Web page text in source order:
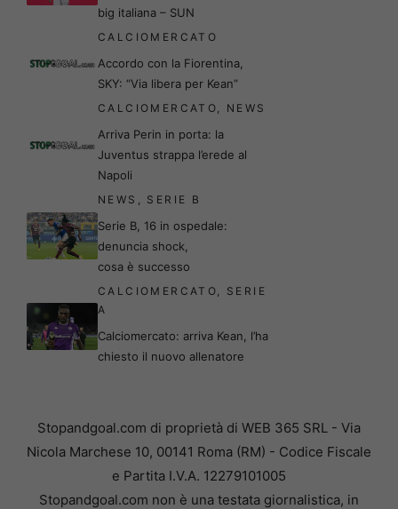
big italiana – SUN
CALCIOMERCATO
Accordo con la Fiorentina,
SKY: “Via libera per Kean”
CALCIOMERCATO NEWS
Arriva Perin in porta: la
Juventus strappa l’erede al
Napoli
NEWS SERIE B
Serie B, 16 in ospedale:
denuncia shock,
cosa è successo
CALCIOMERCATO
SERIE
A
Calciomercato: arriva Kean, l’ha
chiesto il nuovo allenatore
Stopandgoal.com di proprietà di WEB 365 SRL - Via
Nicola Marchese 10, 00141 Roma (RM) - Codice Fiscale
e Partita I.V.A. 12279101005
Stopandgoal.com non è una testata giornalistica, in